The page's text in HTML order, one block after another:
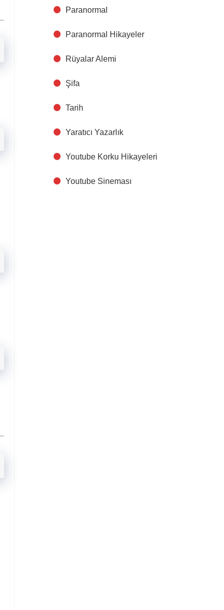
Paranormal
Paranormal Hikayeler
Rüyalar Alemi
Şifa
Tarih
Yaratıcı Yazarlık
Youtube Korku Hikayeleri
Youtube Sineması